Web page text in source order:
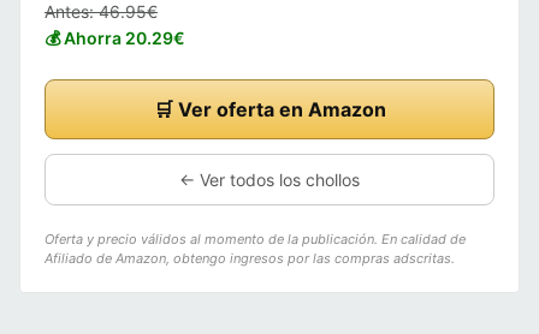
Antes: 46.95€
💰 Ahorra 20.29€
🛒 Ver oferta en Amazon
← Ver todos los chollos
Oferta y precio válidos al momento de la publicación. En calidad de
Afiliado de Amazon, obtengo ingresos por las compras adscritas.